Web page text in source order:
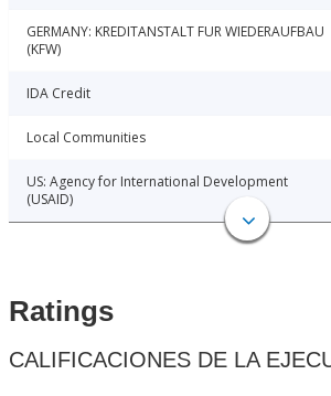
GERMANY: KREDITANSTALT FUR WIEDERAUFBAU
(KFW)
IDA Credit
Local Communities
US: Agency for International Development
(USAID)
Ratings
CALIFICACIONES DE LA